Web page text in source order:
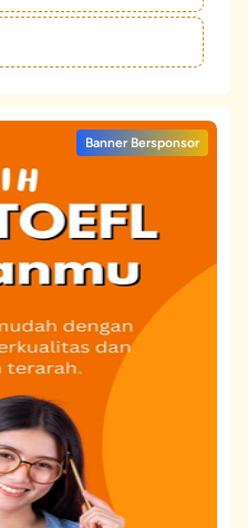
Banner Bersponsor